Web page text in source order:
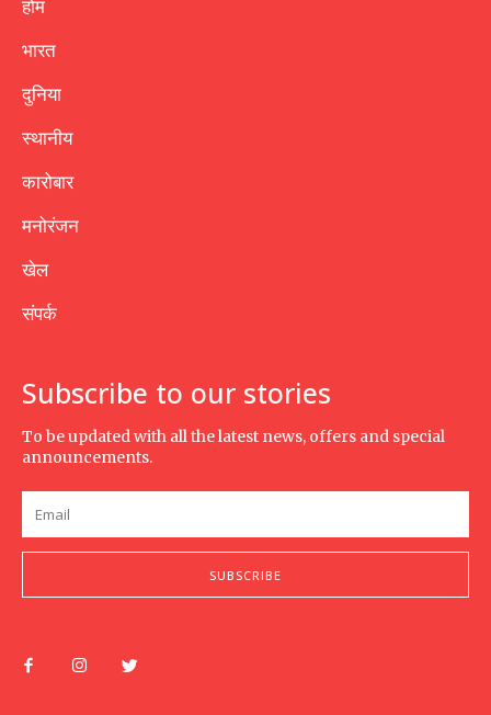
होम
भारत
दुनिया
स्थानीय
कारोबार
मनोरंजन
खेल
संपर्क
Subscribe to our stories
To be updated with all the latest news, offers and special
announcements.
SUBSCRIBE